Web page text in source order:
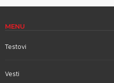
MENU
Testovi
Vesti